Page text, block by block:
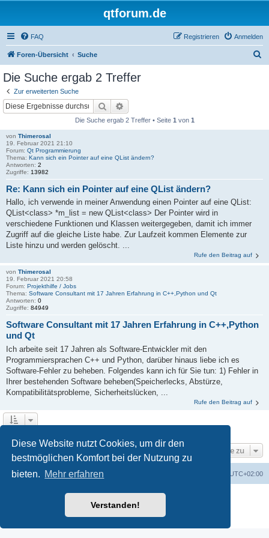
Diese Website nutzt Cookies, um dir den
bestmöglichen Komfort bei der Nutzung zu
bieten. Mehr erfahren
Verstanden!
qtforum.de
FAQ Anmelden
Registrieren
Foren-Übersicht Suche
Die Suche ergab 2 Treffer
Zur erweiterten Suche
Suche
Die Suche ergab 2 Treffer • Seite 1 von 1
von Thimerosal
19. Februar 2021 21:10
Forum: Qt Programmierung
Thema: Kann sich ein Pointer auf eine QList ändern?
Antworten: 2
Zugriffe: 13982
Re: Kann sich ein Pointer auf eine QList ändern?
Hallo, ich verwende in meiner Anwendung einen Pointer auf eine QList:
QList<class> *m_list = new QList<class> Der Pointer wird in
verschiedene Funktionen und Klassen weitergegeben, damit ich immer
Zugriff auf die gleiche Liste habe. Zur Laufzeit kommen Elemente zur
Liste hinzu und werden gelöscht. ...
Rufe den Beitrag auf
von Thimerosal
19. Februar 2021 20:58
Forum: Projekthilfe / Jobs
Thema: Software Consultant mit 17 Jahren Erfahrung in C++,Python und Qt
Antworten: 0
Zugriffe: 84949
Software Consultant mit 17 Jahren Erfahrung in C++,Python
und Qt
Ich arbeite seit 17 Jahren als Software-Entwickler mit den
Programmiersprachen C++ und Python, darüber hinaus liebe ich es
Software-Fehler zu beheben. Folgendes kann ich für Sie tun: 1) Fehler in
Ihrer bestehenden Software beheben(Speicherlecks, Abstürze,
Kompatibilitätsprobleme, Sicherheitslücken, ...
Rufe den Beitrag auf
Gehe zu
Foren-Übersicht UTC+02:00
Powered byphpBB® Forum Software © phpBB Limited
Deutsche Übersetzung durch
Datenschutz|Nutzungsbedingungen